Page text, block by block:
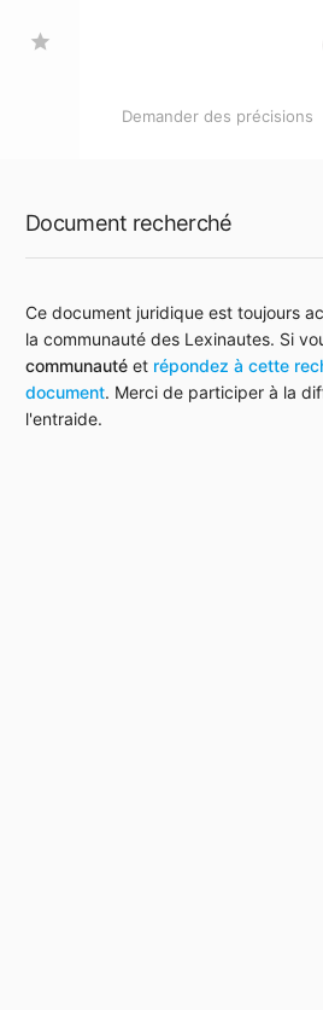
star
Demander des précisions
Document recherché
Ce document juridique est toujours
la communauté des Lexinautes. Si
communauté et répondez à cette
document. Merci de participer à la
l'entraide.